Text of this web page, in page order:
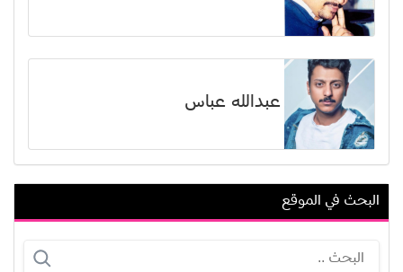
عبدالله عباس
أمير مطر
البحث في الموقع